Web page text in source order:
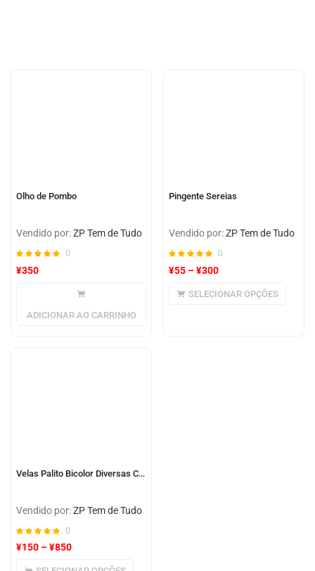
Olho de Pombo
Vendido por:ZP Tem de Tudo
0
¥350
ADICIONAR AO CARRINHO
Pingente Sereias
Vendido por:ZP Tem de Tudo
0
¥55 –¥300
SELECIONAR OPÇÕES
Velas Palito Bicolor Diversas Cores
Vendido por:ZP Tem de Tudo
0
¥150 –¥850